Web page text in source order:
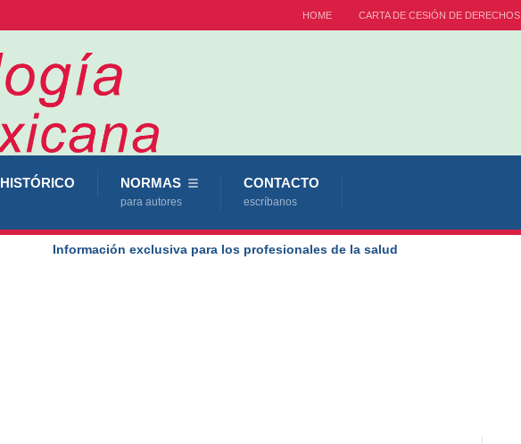
HOME CARTA DE CESIÓN DE DERECHOS
HISTÓRICO NORMAS
para autores
CONTACTO
escríbanos
Información exclusiva para los profesionales de la salud